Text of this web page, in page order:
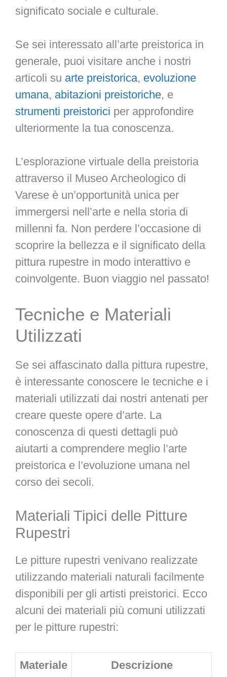
significato sociale e culturale.
Se sei interessato all’arte preistorica in
generale, puoi visitare anche i nostri
articoli su arte preistorica, evoluzione
umana, abitazioni preistoriche, e
strumenti preistorici per approfondire
ulteriormente la tua conoscenza.
L’esplorazione virtuale della preistoria
attraverso il Museo Archeologico di
Varese è un’opportunità unica per
immergersi nell’arte e nella storia di
millenni fa. Non perdere l’occasione di
scoprire la bellezza e il significato della
pittura rupestre in modo interattivo e
coinvolgente. Buon viaggio nel passato!
Tecniche e Materiali
Utilizzati
Se sei affascinato dalla pittura rupestre,
è interessante conoscere le tecniche e i
materiali utilizzati dai nostri antenati per
creare queste opere d’arte. La
conoscenza di questi dettagli può
aiutarti a comprendere meglio l’arte
preistorica e l’evoluzione umana nel
corso dei secoli.
Materiali Tipici delle Pitture
Rupestri
Le pitture rupestri venivano realizzate
utilizzando materiali naturali facilmente
disponibili per gli artisti preistorici. Ecco
alcuni dei materiali più comuni utilizzati
per le pitture rupestri:
Materiale Descrizione